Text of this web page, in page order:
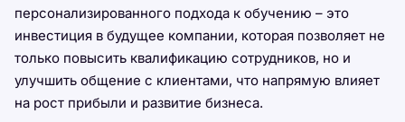
персонализированного подхода к обучению – это
инвестиция в будущее компании, которая позволяет не
только повысить квалификацию сотрудников, но и
улучшить общение с клиентами, что напрямую влияет
на рост прибыли и развитие бизнеса.